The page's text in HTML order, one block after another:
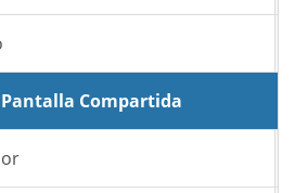
Compartida